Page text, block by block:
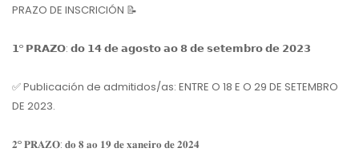
PRAZO DE INSCRICIÓN 📝
𝟭º 𝗣𝗥𝗔𝗭𝗢: 𝗱𝗼 𝟭𝟰 𝗱𝗲 𝗮𝗴𝗼𝘀𝘁𝗼 𝗮𝗼 𝟴 𝗱𝗲 𝘀𝗲𝘁𝗲𝗺𝗯𝗿𝗼 𝗱𝗲 𝟮𝟬𝟮𝟯
✅ Publicación de admitidos/as: ENTRE O 18 E O 29 DE SETEMBRO
DE 2023.
𝟐º 𝐏𝐑𝐀𝐙𝐎: 𝐝𝐨 𝟖 𝐚𝐨 𝟏𝟗 𝐝𝐞 𝐱𝐚𝐧𝐞𝐢𝐫𝐨 𝐝𝐞 𝟐𝟎𝟐𝟒